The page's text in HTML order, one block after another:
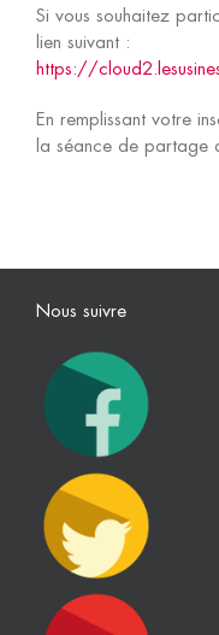
Tarifs
Si vous souhaitez
lien suivant :
https://
En remplissant votre
la séance de partage
Nous suivre